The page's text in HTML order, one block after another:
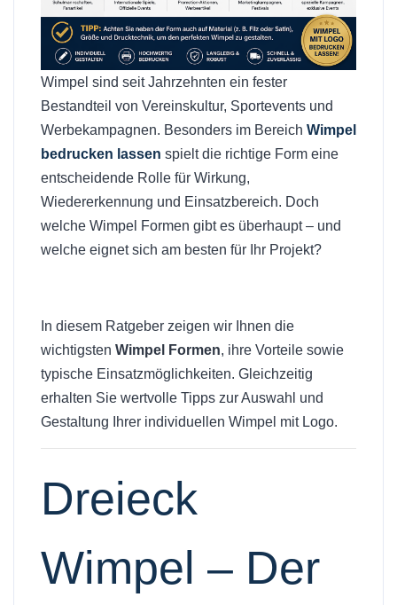
Wimpel sind seit Jahrzehnten ein fester
Bestandteil von Vereinskultur, Sportevents und
Werbekampagnen. Besonders im Bereich Wimpel
bedrucken lassen spielt die richtige Form eine
entscheidende Rolle für Wirkung,
Wiedererkennung und Einsatzbereich. Doch
welche Wimpel Formen gibt es überhaupt – und
welche eignet sich am besten für Ihr Projekt?
In diesem Ratgeber zeigen wir Ihnen die
wichtigsten Wimpel Formen, ihre Vorteile sowie
typische Einsatzmöglichkeiten. Gleichzeitig
erhalten Sie wertvolle Tipps zur Auswahl und
Gestaltung Ihrer individuellen Wimpel mit Logo.
Dreieck
Wimpel – Der